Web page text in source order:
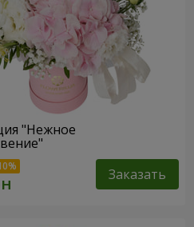
"Нежное
Заказать